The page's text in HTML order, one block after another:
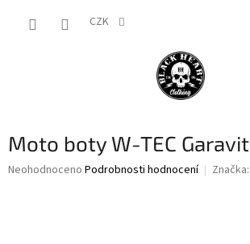
CZK
Moto boty W-TEC Garavit
Průměrné
Neohodnoceno Podrobnosti hodnocení Značka: